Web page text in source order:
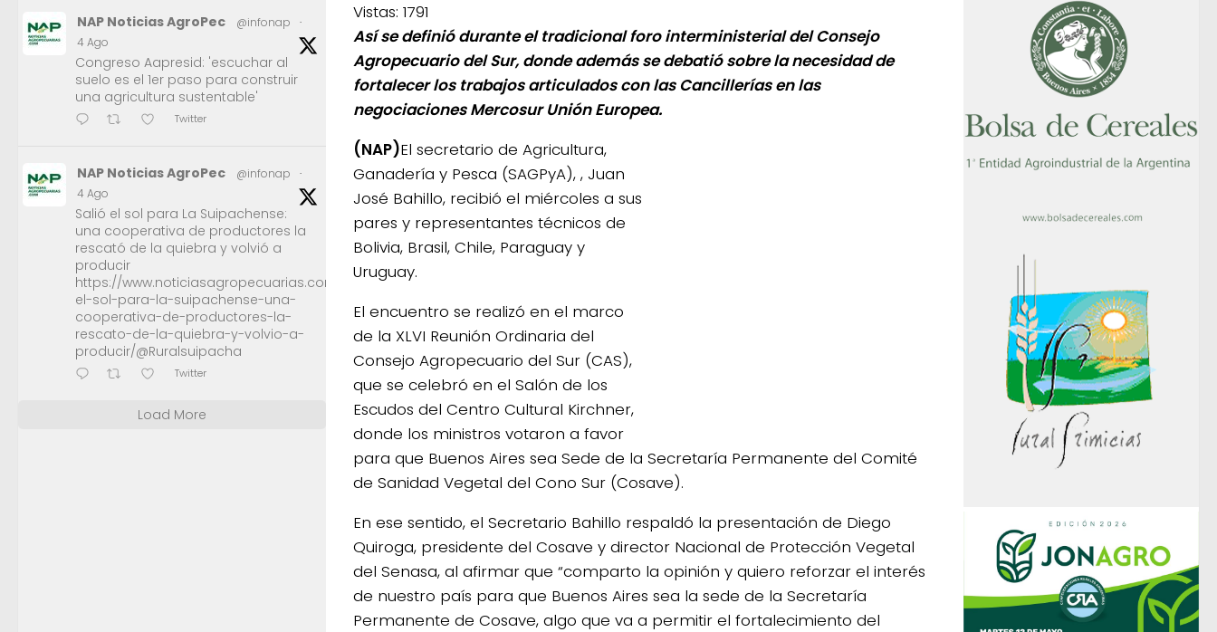
Vistas: 1791
Así se definió durante el tradicional foro interministerial del Consejo
Agropecuario del Sur, donde además se debatió sobre la necesidad de
fortalecer los trabajos articulados con las Cancillerías en las
negociaciones Mercosur Unión Europea.
(NAP)El secretario de Agricultura,
Ganadería y Pesca (SAGPyA), , Juan
José Bahillo, recibió el miércoles a sus
pares y representantes técnicos de
Bolivia, Brasil, Chile, Paraguay y
Uruguay.
El encuentro se realizó en el marco
de la XLVI Reunión Ordinaria del
Consejo Agropecuario del Sur (CAS),
que se celebró en el Salón de los
Escudos del Centro Cultural Kirchner,
donde los ministros votaron a favor
para que Buenos Aires sea Sede de la Secretaría Permanente del Comité
de Sanidad Vegetal del Cono Sur (Cosave).
En ese sentido, el Secretario Bahillo respaldó la presentación de Diego
Quiroga, presidente del Cosave y director Nacional de Protección Vegetal
del Senasa, al afirmar que “comparto la opinión y quiero reforzar el interés
de nuestro país para que Buenos Aires sea la sede de la Secretaría
Permanente de Cosave, algo que va a permitir el fortalecimiento del
NAP Noticias AgroPec @infonap
·
4 Ago
Congreso Aapresid: 'escuchar al
suelo es el 1er paso para construir
una agricultura sustentable'
Twitter
NAP Noticias AgroPec @infonap
·
4 Ago
Salió el sol para La Suipachense:
una cooperativa de productores la
rescató de la quiebra y volvió a
producir
https://www.noticiasagropecuarias.com/2026/08/04/salio-
el-sol-para-la-suipachense-una-
cooperativa-de-productores-la-
rescato-de-la-quiebra-y-volvio-a-
producir/@Ruralsuipacha
Twitter
Load More